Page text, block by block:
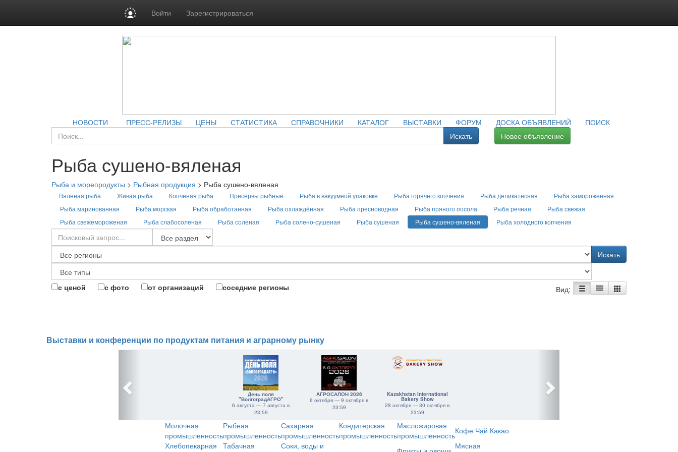
Войти Зарегистрироваться
НОВОСТИ ПРЕСС-РЕЛИЗЫ ЦЕНЫ СТАТИСТИКА СПРАВОЧНИКИ КАТАЛОГ ВЫСТАВКИ ФОРУМ ДОСКА ОБЪЯВЛЕНИЙ
ПОИСК
Искать
Новое объявление
Рыба сушено-вяленая
Рыба и морепродукты > Рыбная продукция > Рыба сушено-вяленая
Вяленая рыба Живая рыба Копченая рыба Пресервы рыбные Рыба в вакуумной упаковке Рыба горячего копчения Рыба деликатесная
Рыба замороженная
Рыба маринованная
Рыба морская Рыба обработанная Рыба охлаждённая Рыба пресноводная Рыба пряного посола Рыба речная
Рыба свежая
Рыба свежемороженая
Рыба слабосоленая Рыба соленая Рыба солено-сушеная Рыба сушеная Рыба сушено-вяленая Рыба холодного копчения
Искать
с ценой с фото от организаций соседние регионы Вид:
Выставки и конференции по продуктам питания и аграрному рынку
День поля
"ВолгоградАГРО"
6 августа — 7 августа в
23:59
АГРОСАЛОН 2026
6 октября — 9 октября в
23:59
Kazakhstan International
Bakery Show
28 октября — 30 октября в
23:59
Молочная
промышленность
Рыбная
промышленность
Сахарная
промышленность
Кондитерская
промышленность
Масложировая
промышленностьКофе Чай Какао
Хлебопекарная
Табачная
Соки, воды и
Мясная